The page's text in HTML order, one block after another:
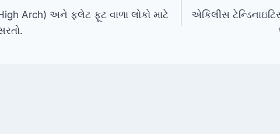
Arch) અને ફ્લેટ ફૂટ વાળા લોકો માટે
એકિલીસ